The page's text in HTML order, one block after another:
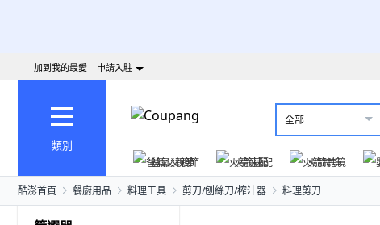
加到我的最愛 申請入駐
類別
全部
爸氣父親節 火箭速配 火箭跨境
酷澎首頁 餐廚用品 料理工具 剪刀/刨絲刀/榨汁器 料理剪刀